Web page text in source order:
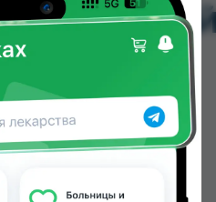
30709
500МЛ 30709